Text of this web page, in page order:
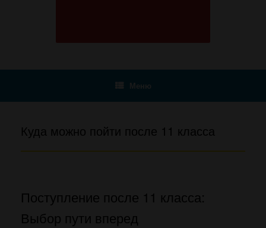
Меню
Куда можно пойти после 11 класса
Поступление после 11 класса:
Выбор пути вперед